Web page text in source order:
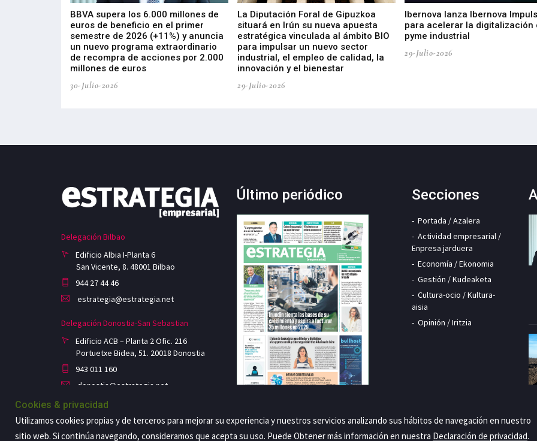
BBVA supera los 6.000 millones de
euros de beneficio en el primer
semestre de 2026 (+11%) y anuncia
un nuevo programa extraordinario
de recompra de acciones por 2.000
millones de euros
30-Julio-2026
La Diputación Foral de Gipuzkoa
situará en Irún su nueva apuesta
estratégica vinculada al ámbito BIO
para impulsar un nuevo sector
industrial, el empleo de calidad, la
innovación y el bienestar
29-Julio-2026
Ibernova lanza Ibernova
para acelerar la digitalización
pyme industrial
29-Julio-2026
Delegación Bilbao
Edificio Albia I-Planta 6
San Vicente, 8. 48001 Bilbao
944 27 44 46
estrategia@estrategia.net
Delegación Donostia-San Sebastian
Edificio ACB – Planta 2 Ofic. 216
Portuetxe Bidea, 51. 20018 Donostia
943 011 160
donostia@estrategia.net
Último periódico Secciones
Portada / Azalera
Actividad empresarial /
Enpresa jarduera
Economía / Ekonomia
Gestión / Kudeaketa
Cultura-ocio / Kultura-
aisia
Opinión / Iritzia
Cookies & privacidad
Utilizamos cookies propias y de terceros para mejorar su experiencia y nuestros servicios analizando sus hábitos de navegación en nuestro
sitio web. Si continúa navegando, consideramos que acepta su uso. Puede Obtener más información en nuestra Declaración de privacidad.